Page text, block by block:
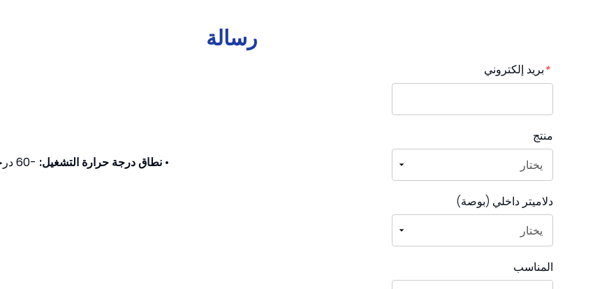
• نطاق درجة حرارة التشغيل:
رسالة
*بريد إلكتروني
منتج
دلاميتر داخلي (بوصة)
المناسب